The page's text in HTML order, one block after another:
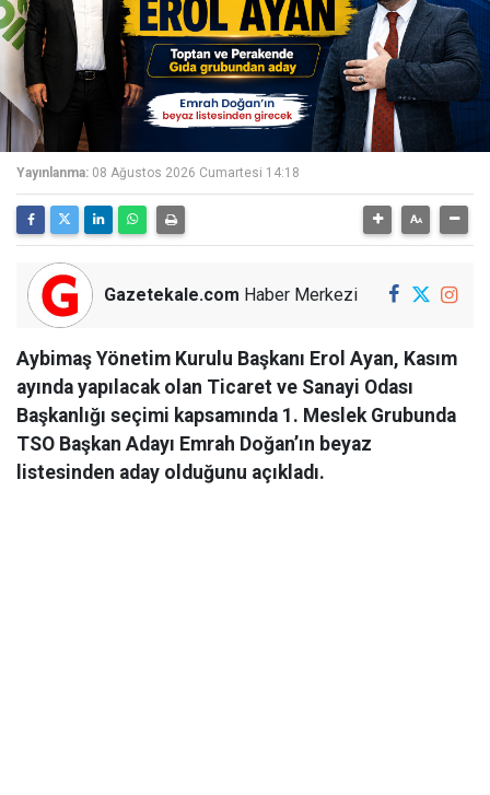
Yayınlanma: 08 Ağustos 2026 Cumartesi 14:18
Gazetekale.com Haber Merkezi
Aybimaş Yönetim Kurulu Başkanı Erol Ayan, Kasım
ayında yapılacak olan Ticaret ve Sanayi Odası
Başkanlığı seçimi kapsamında 1. Meslek Grubunda
TSO Başkan Adayı Emrah Doğan’ın beyaz
listesinden aday olduğunu açıkladı.